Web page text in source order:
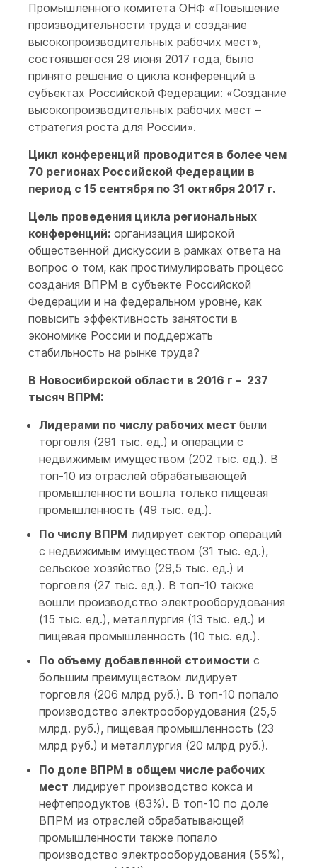
Промышленного комитета ОНФ «Повышение
производительности труда и создание
высокопроизводительных рабочих мест»,
состоявшегося 29 июня 2017 года, было
принято решение о цикла конференций в
субъектах Российской Федерации: «Создание
высокопроизводительных рабочих мест –
стратегия роста для России».
Цикл конференций проводится в более чем
70 регионах Российской Федерации в
период с 15 сентября по 31 октября 2017 г.
Цель проведения цикла региональных
конференций: организация широкой
общественной дискуссии в рамках ответа на
вопрос о том, как простимулировать процесс
создания ВПРМ в субъекте Российской
Федерации и на федеральном уровне, как
повысить эффективность занятости в
экономике России и поддержать
стабильность на рынке труда?
В Новосибирской области в 2016 г – 237
тысяч ВПРМ:
Лидерами по числу рабочих мест были
торговля (291 тыс. ед.) и операции с
недвижимым имуществом (202 тыс. ед.). В
топ-10 из отраслей обрабатывающей
промышленности вошла только пищевая
промышленность (49 тыс. ед.).
По числу ВПРМ лидирует сектор операций
с недвижимым имуществом (31 тыс. ед.),
сельское хозяйство (29,5 тыс. ед.) и
торговля (27 тыс. ед.). В топ-10 также
вошли производство электрооборудования
(15 тыс. ед.), металлургия (13 тыс. ед.) и
пищевая промышленность (10 тыс. ед.).
По объему добавленной стоимости с
большим преимуществом лидирует
торговля (206 млрд руб.). В топ-10 попало
производство электрооборудования (25,5
млрд. руб.), пищевая промышленность (23
млрд руб.) и металлургия (20 млрд руб.).
По доле ВПРМ в общем числе рабочих
мест лидирует производство кокса и
нефтепродуктов (83%). В топ-10 по доле
ВПРМ из отраслей обрабатывающей
промышленности также попало
производство электрооборудования (55%),